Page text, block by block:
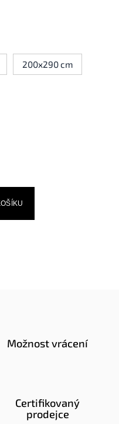
200x290 cm
Možnost vrácení
Certifikovaný
prodejce